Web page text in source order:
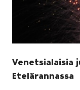
Venetsialaisia
Etelärannassa